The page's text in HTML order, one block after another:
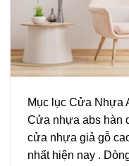
Mục lục Cửa Nhựa
Cửa nhựa abs hàn
cửa nhựa giả gỗ
nhất hiện nay .